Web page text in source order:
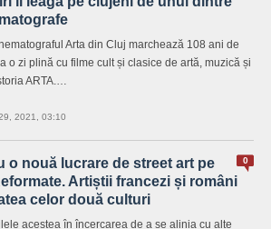
Arta din Cluj marchează 108 ani de
o zi plină cu filme cult și clasice de artă, muzică și
ARTA.…
2021, 03:10
0
o nouă lucrare de street art pe
Artiștii francezi și români
celor două culturi
acestea în încercarea de a se alinia cu alte